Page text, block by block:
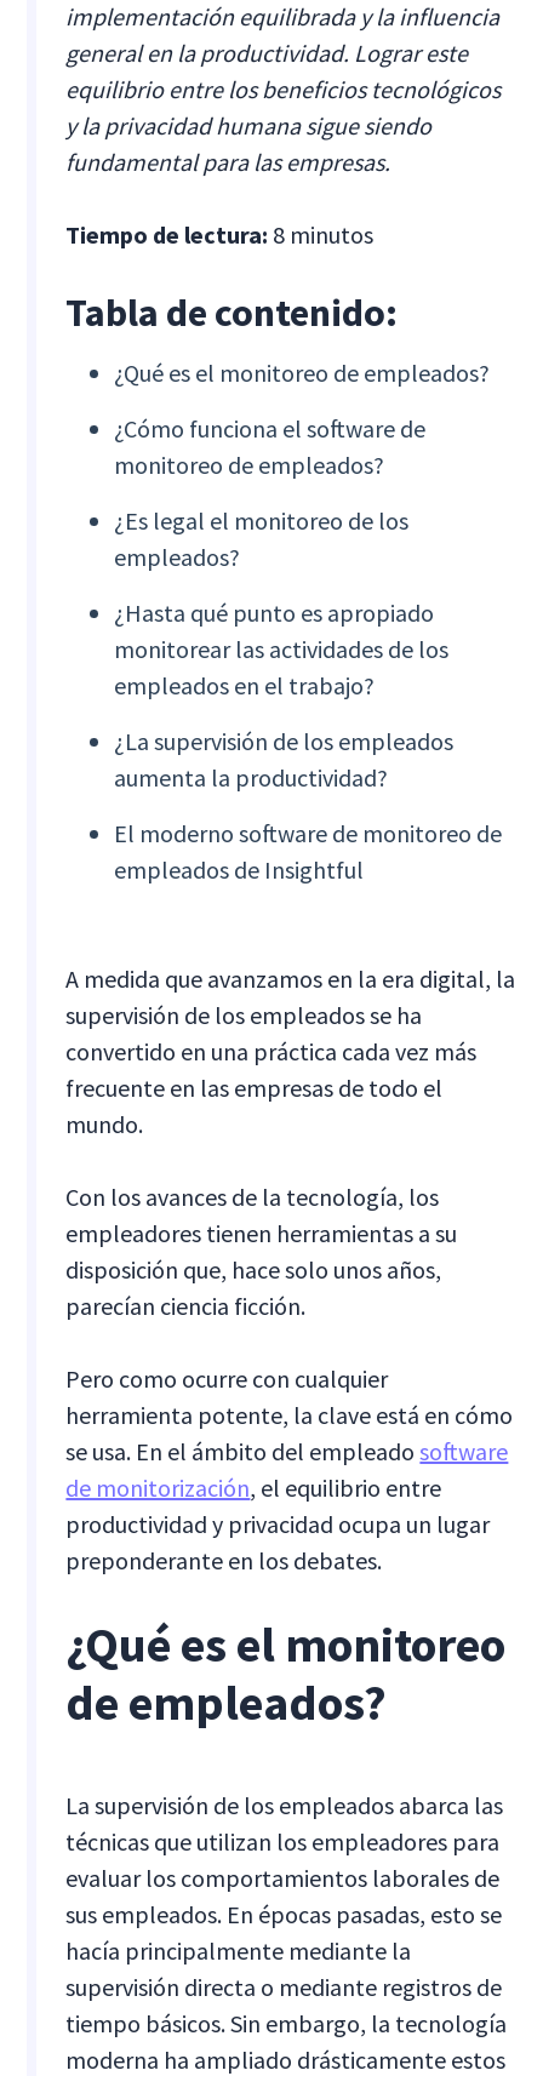
implementación equilibrada y la influencia
general en la productividad. Lograr este
equilibrio entre los beneficios tecnológicos
y la privacidad humana sigue siendo
fundamental para las empresas.
Tiempo de lectura: 8 minutos
Tabla de contenido:
¿Qué es el monitoreo de empleados?
¿Cómo funciona el software de
monitoreo de empleados?
¿Es legal el monitoreo de los
empleados?
¿Hasta qué punto es apropiado
monitorear las actividades de los
empleados en el trabajo?
¿La supervisión de los empleados
aumenta la productividad?
El moderno software de monitoreo de
empleados de Insightful
A medida que avanzamos en la era digital, la
supervisión de los empleados se ha
convertido en una práctica cada vez más
frecuente en las empresas de todo el
mundo.
Con los avances de la tecnología, los
empleadores tienen herramientas a su
disposición que, hace solo unos años,
parecían ciencia ficción.
Pero como ocurre con cualquier
herramienta potente, la clave está en cómo
se usa. En el ámbito del empleadosoftware
de monitorización, el equilibrio entre
productividad y privacidad ocupa un lugar
preponderante en los debates.
¿Qué es el monitoreo
de empleados?
La supervisión de los empleados abarca las
técnicas que utilizan los empleadores para
evaluar los comportamientos laborales de
sus empleados. En épocas pasadas, esto se
hacía principalmente mediante la
supervisión directa o mediante registros de
tiempo básicos. Sin embargo, la tecnología
moderna ha ampliado drásticamente estos